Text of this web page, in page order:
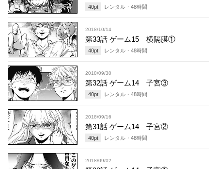
40pt レンタル・ 48時間
2018/10/14
第33話 ゲーム15 横隔膜①
40pt レンタル・ 48時間
2018/09/30
第32話 ゲーム14 子宮③
40pt レンタル・ 48時間
2018/09/16
第31話 ゲーム14 子宮②
40pt レンタル・ 48時間
2018/09/02